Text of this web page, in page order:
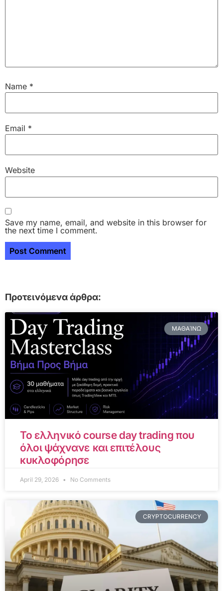
Name *
Email *
Website
Save my name, email, and website in this browser for
the next time I comment.
Προτεινόμενα άρθρα:
ΜΑΘΑΊΝΩ
Το ελληνικό course day trading που
όλοι ψάχνανε και επιτέλους
κυκλοφόρησε
April 29, 2026 No Comments
CRYPTOCURRENCY